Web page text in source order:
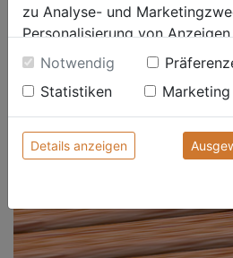
Terrassenunterkonstruktion
zu Analyse- und
Personalisierung von
Einwilligung werden die Daten
unter anderem auch in den
Durch Klick auf "Alle Cookies
der Verwendung aller Cookies
anzeigen" findest du alle Infos
unterschiedlichen Cookies,
Konfigurieren" kannst du
du zulassen möchtest und
Weitere Informationen findest
Datenschutzerklärung.
Notwendig
Statistiken
Marketing
Details anzeigen